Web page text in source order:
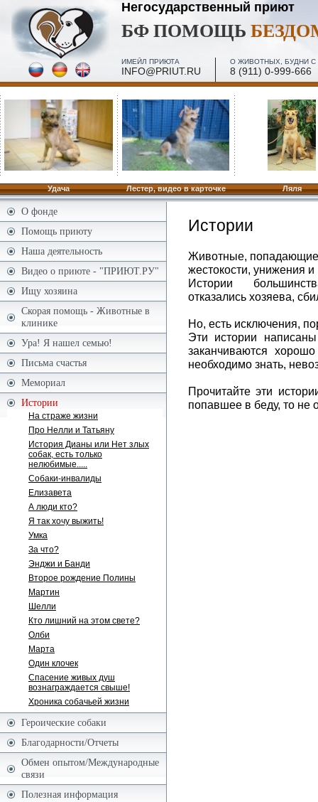
Негосударственный приют
БФ ПОМОЩЬ
ИМЕЙЛ ПРИЮТА
INFO@PRIUT.RU
О ЖИВОТНЫХ, БУДНИ С
8 (911) 0-999-666
ПОСЕЩЕНИЕ, МИНИ-ЭКСКУРСИИ - 2 И 4 ПЯТН.
Удача Лестер, видео в карточке Ляля
Истории
Животные, попадающие
жестокости, унижения
Истории
отказались хозяева,
Но, есть исключения,
Эти истории
заканчиваются
необходимо знать,
Прочитайте эти
попавшее в беду, то не
О фонде
Помощь приюту
Наша деятельность
Видео о приюте - "ПРИЮТ.РУ"
Ищу хозяина
Скорая помощь - Животные в
клинике
Ура! Я нашел семью!
Письма счастья
Мемориал
Истории
На страже жизни
Про Нелли и Татьяну
История Дианы или Нет злых
собак, есть только
нелюбимые.....
Собаки-инвалиды
Елизавета
А люди кто?
Я так хочу выжить!
Умка
За что?
Энджи и Банди
Второе рождение Полины
Мартин
Шелли
Кто лишний на этом свете?
Олби
Марта
Один клочек
Спасение живых душ
вознаграждается свыше!
Хроника собачьей жизни
Героические собаки
Благодарности/Отчеты
Обмен опытом/Международные
связи
Полезная информация